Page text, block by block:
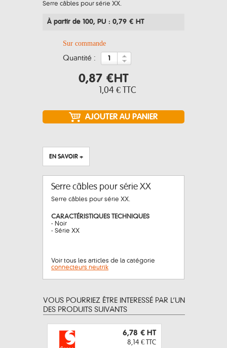
Serre câbles pour série XX.
À partir de 100, PU : 0,79 € HT
Sur commande
quantité :
0,87 €HT
1,04 € TTC
EN SAVOIR +
Serre câbles pour série XX
Serre câbles pour série XX.
CARACTÉRISTIQUES TECHNIQUES
- Noir
- Série XX
Voir tous les articles de la catégorie
connecteurs neutrik
VOUS POURRIEZ ÊTRE INTERESSÉ PAR L’UN
DES PRODUITS SUIVANTS
6,78 € HT
8,14 € TTC